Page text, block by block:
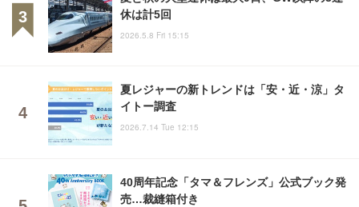
休は計5回
2026.5.8 Fri 15:15
夏レジャーの新トレンドは「安・近・涼」タ
イトー調査
2026.7.14 Tue 12:15
40周年記念「タマ＆フレンズ」公式ブック発
売…裁縫箱付き